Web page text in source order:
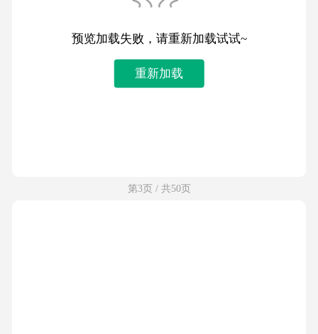
预览加载失败，请重新加载试试~
重新加载
第3页 / 共50页